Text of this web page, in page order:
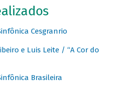
Cesgranrio
e Luis Leite / “A Cor do
Brasileira